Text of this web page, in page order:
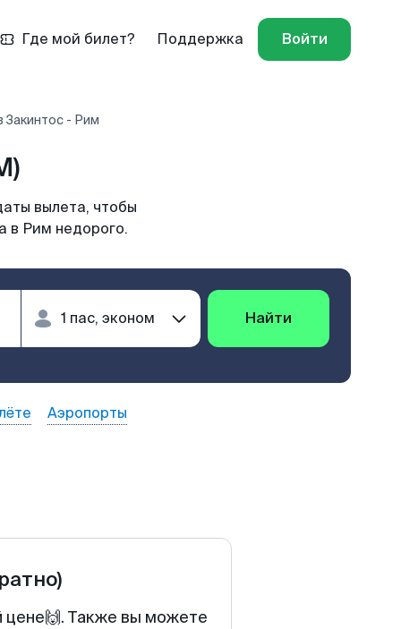
Где мой билет? Поддержка Войти
Закинтос - Рим
вылета, чтобы
в Рим недорого.
Найти
Аэропорты
цене🙌. Также вы можете